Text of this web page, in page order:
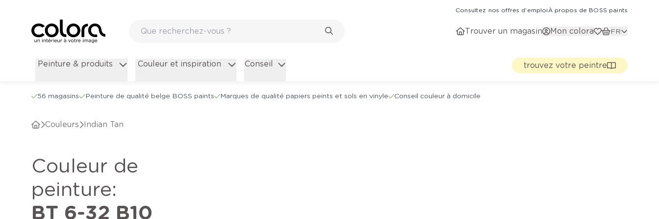
Consultez nos offres d'emploiÀ propos de BOSS paints
Trouver un magasin Mon colora FR
Peinture & produits Couleur et inspiration Conseil trouvez votre peintre
56 magasins Peinture de qualité belge BOSS paints Marques de qualité papiers peints et sols en vinyle Conseil couleur à domicile
Couleurs Indian Tan
Couleur de
peinture:
BT 6-32 B10